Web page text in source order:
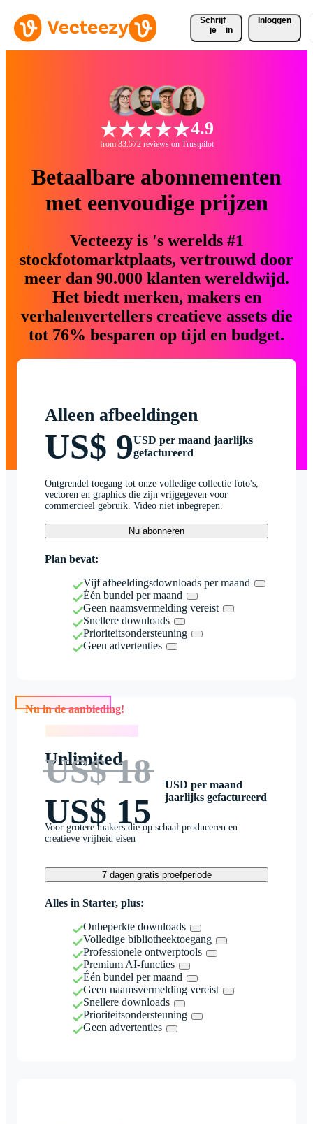
Schrijf
je
in
Inloggen
4.9
from 33.572 reviews on Trustpilot
Betaalbare abonnementen
met eenvoudige prijzen
Vecteezy is 's werelds #1
stockfotomarktplaats, vertrouwd door
meer dan 90.000 klanten wereldwijd.
Het biedt merken, makers en
verhalenvertellers creatieve assets die
tot 76% besparen op tijd en budget.
Alleen afbeeldingen
US$ 9USD per maand jaarlijks
gefactureerd
Ontgrendel toegang tot onze volledige collectie foto's,
vectoren en graphics die zijn vrijgegeven voor
commercieel gebruik. Video niet inbegrepen.
Nu abonneren
Plan bevat:
Vijf afbeeldingsdownloads per maand
Één bundel per maand
Geen naamsvermelding vereist
Snellere downloads
Prioriteitsondersteuning
Geen advertenties
Nu in de aanbieding!
Unlimited
US$ 18
US$ 15
USD per maand
jaarlijks gefactureerd
Voor grotere makers die op schaal produceren en
creatieve vrijheid eisen
7 dagen gratis proefperiode
Alles in Starter, plus:
Onbeperkte downloads
Volledige bibliotheektoegang
Professionele ontwerptools
Premium AI-functies
Één bundel per maand
Geen naamsvermelding vereist
Snellere downloads
Prioriteitsondersteuning
Geen advertenties